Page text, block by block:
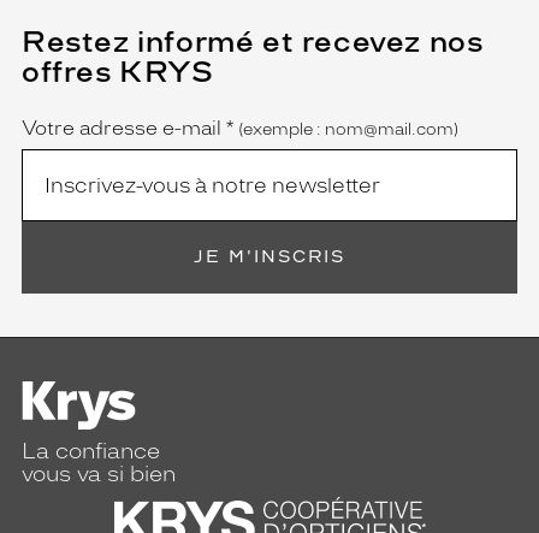
Restez informé et recevez nos
offres KRYS
Name
Votre adresse e-mail *
(Ce
champ
est
obligatoire)
(exemple : nom@mail.com)
JE M'INSCRIS
La confiance
vous va si bien